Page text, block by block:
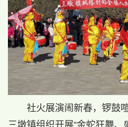
社火展演闹新春，锣鼓